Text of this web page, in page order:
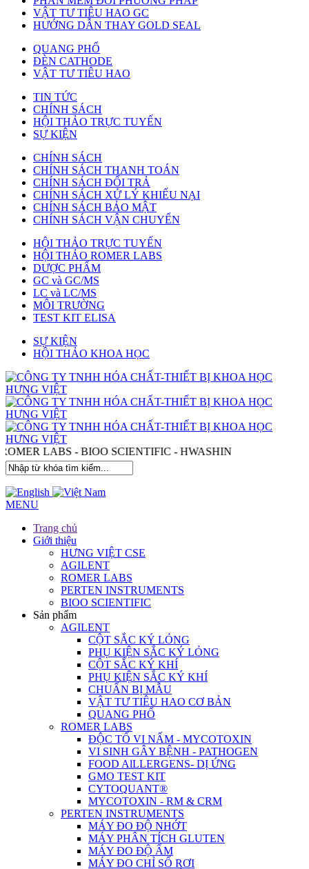
VẬT TƯ TIÊU HAO GC
HƯỚNG DẪN THAY GOLD SEAL
QUANG PHỔ
ĐÈN CATHODE
VẬT TƯ TIÊU HAO
TIN TỨC
CHÍNH SÁCH
HỘI THẢO TRỰC TUYẾN
SỰ KIỆN
CHÍNH SÁCH
CHÍNH SÁCH THANH TOÁN
CHÍNH SÁCH ĐỔI TRẢ
CHÍNH SÁCH XỬ LÝ KHIẾU NẠI
CHÍNH SÁCH BẢO MẬT
CHÍNH SÁCH VẬN CHUYỂN
HỘI THẢO TRỰC TUYẾN
HỘI THẢO ROMER LABS
DƯỢC PHẨM
GC và GC/MS
LC và LC/MS
MÔI TRƯỜNG
TEST KIT ELISA
SỰ KIỆN
HỘI THẢO KHOA HỌC
ROMER LABS - BIOO SCIENTIFIC - HWASHIN
MENU
Trang chủ
Giới thiệu
HƯNG VIỆT CSE
AGILENT
ROMER LABS
PERTEN INSTRUMENTS
BIOO SCIENTIFIC
Sản phẩm
AGILENT
CỘT SẮC KÝ LỎNG
PHỤ KIỆN SẮC KÝ LỎNG
CỘT SẮC KÝ KHÍ
PHỤ KIỆN SẮC KÝ KHÍ
CHUẨN BỊ MẪU
VẬT TƯ TIÊU HAO CƠ BẢN
QUANG PHỔ
ROMER LABS
ĐỘC TỐ VI NẤM - MYCOTOXIN
VI SINH GÂY BỆNH - PATHOGEN
FOOD AlLLERGENS- DỊ ỨNG
GMO TEST KIT
CYTOQUANT®
MYCOTOXIN - RM & CRM
PERTEN INSTRUMENTS
MÁY ĐO ĐỘ NHỚT
MÁY PHÂN TÍCH GLUTEN
MÁY ĐO ĐỘ ẨM
MÁY ĐO CHỈ SỐ RƠI